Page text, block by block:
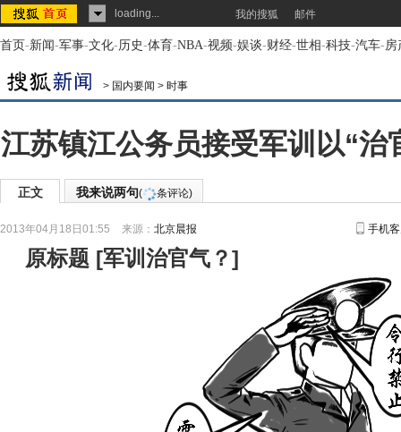
loading... 我的搜狐 邮件
首页-新闻-军事-文化-历史-体育-NBA-视频-娱谈-财经-世相-科技-汽车-房
> 国内要闻 > 时事
江苏镇江公务员接受军训以“治
正文 我来说两句( 条评论)
2013年04月18日01:55 来源： 北京晨报 手机
原标题 [军训治官气？]